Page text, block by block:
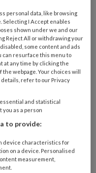
het
voor e-mails
en
personal data, like browsing
I Accept enables
shown under we and our
Reject All or withdrawing your
some content and ads
can resurface this menu to
at any time by clicking the
webpage. Your choices will
refer to our Privacy
and statistical
you as a person
to provide:
device characteristics for
on a device. Personalised
measurement,